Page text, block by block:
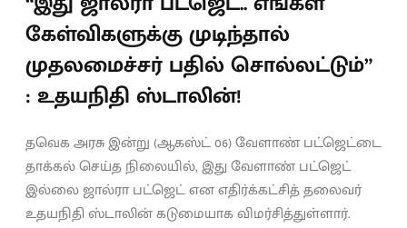
கேள்விகளுக்கு முடிந்தால்
முதலமைச்சர் பதில் சொல்லட்டும்”
: உதயநிதி ஸ்டாலின்!
தவெக அரசு இன்று (ஆகஸ்ட் 06) வேளாண் பட்ஜெட்டை
தாக்கல் செய்த நிலையில், இது வேளாண் பட்ஜெட்
இல்லை ஜால்ரா பட்ஜெட் என எதிர்க்கட்சித் தலைவர்
உதயநிதி ஸ்டாலின் கடுமையாக விமர்சித்துள்ளார்.